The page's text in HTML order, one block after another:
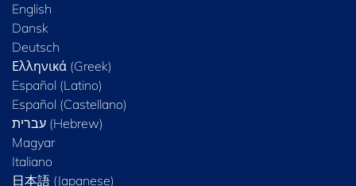
English
Dansk
Deutsch
Ελληνικά (Greek)
Español (Latino)
Español (Castellano)
Magyar
Italiano
日本語 (Japanese)